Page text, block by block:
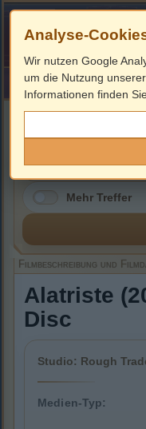
HOME ImpressumLinks
Mehr Treffer
Filmbeschreibung und
Alatriste
Disc
Studio: Rough
Medien-Typ:
Analyse-
Wir nutzen Google
um die Nutzung
Informationen finden